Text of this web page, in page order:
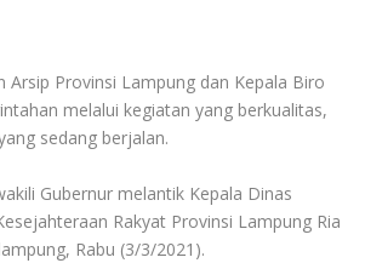
Provinsi Lampung dan Kepala Biro
melalui kegiatan yang berkualitas,
sedang berjalan.
Gubernur melantik Kepala Dinas
Rakyat Provinsi Lampung Ria
Rabu (3/3/2021).